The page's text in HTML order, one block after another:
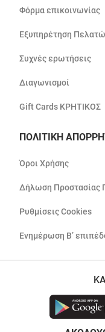
Φόρμα επικοινωνίας
Εξυπηρέτηση
Συχνές ερωτήσεις
Διαγωνισμοί
Gift Cards ΚΡΗΤΙΚΟΣ
ΠΟΛΙΤΙΚΗ
Όροι Χρήσης
Δήλωση
Ρυθμίσεις Cookies
Ενημέρωση Β’